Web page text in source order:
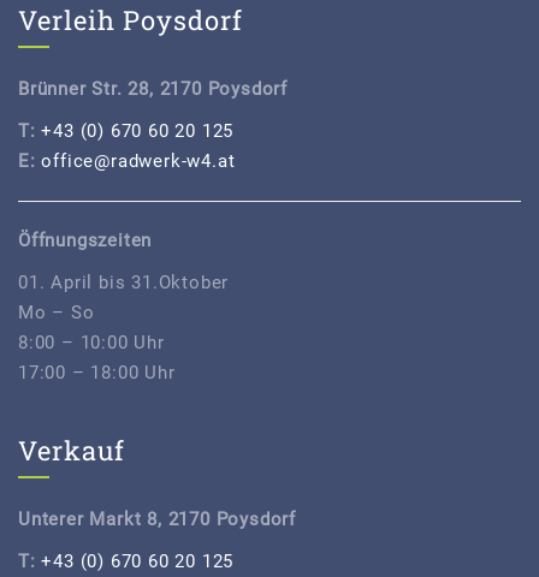
Verleih Poysdorf
Brünner Str. 28, 2170 Poysdorf
T: +43 (0) 670 60 20 125
E: office@radwerk-w4.at
Öffnungszeiten
01. April bis 31.Oktober
Mo – So
8:00 – 10:00 Uhr
17:00 – 18:00 Uhr
Verkauf
Unterer Markt 8, 2170 Poysdorf
T: +43 (0) 670 60 20 125